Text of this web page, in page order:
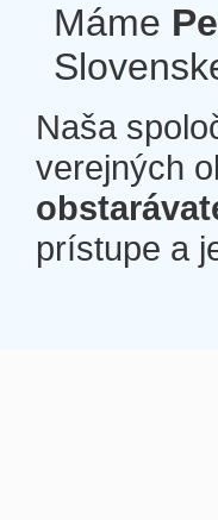
Máme
Naša
verejných
prístupe a